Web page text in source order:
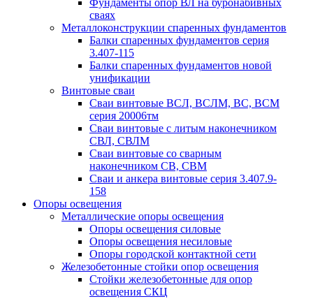
сваях
Металлоконструкции спаренных фундаментов
Балки спаренных фундаментов серия
3.407-115
Балки спаренных фундаментов новой
унификации
Винтовые сваи
Сваи винтовые ВСЛ, ВСЛМ, ВС, ВСМ
серия 20006тм
Сваи винтовые с литым наконечником
СВЛ, СВЛМ
Сваи винтовые со сварным
наконечником СВ, СВМ
Сваи и анкера винтовые серия 3.407.9-
158
Опоры освещения
Металлические опоры освещения
Опоры освещения силовые
Опоры освещения несиловые
Опоры городской контактной сети
Железобетонные стойки опор освещения
Стойки железобетонные для опор
освещения СКЦ